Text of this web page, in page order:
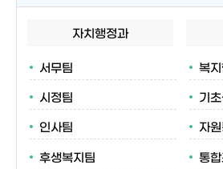
자치행정과
서무팀
시정팀
인사팀
후생복지팀
복
기
자
통